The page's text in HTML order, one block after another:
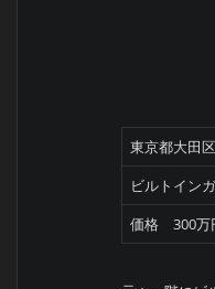
東京都大田
ビルトイン
価格 300万